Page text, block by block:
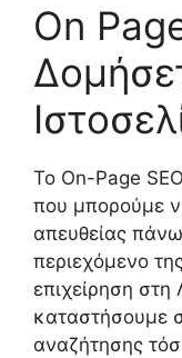
On
Το On-Page
που μπορούμε
απευθείας
περιεχόμενο
επιχείρηση
καταστήσουμε
αναζήτησης